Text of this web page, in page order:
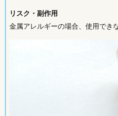
リスク・副作用
金属アレルギーの場合、使用でき